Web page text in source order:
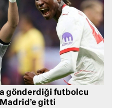
gönderdiği futbolcu
gitti